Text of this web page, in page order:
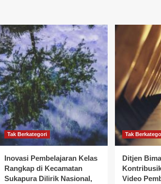
Tak Berkategori
Inovasi Pembelajaran Kelas
Rangkap di Kecamatan
Sukapura Dilirik Nasional,
Tak
Ditjen
Video